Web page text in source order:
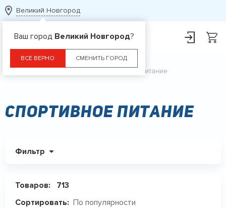
Великий Новгород
Ваш город Великий Новгород?
ВСЕ ВЕРНО СМЕНИТЬ ГОРОД
Спортивное питание
Спортивное питание
Фильтр
Товаров:
713
Сортировать: По популярности